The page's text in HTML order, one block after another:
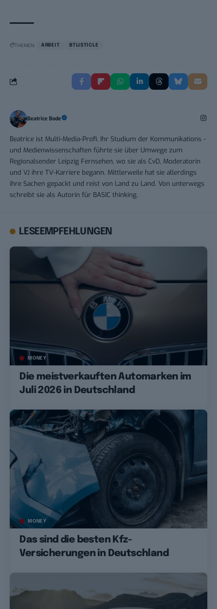
THEMEN: ARBEIT BTLISTICLE
Beatrice Bode
Beatrice ist Multi-Media-Profi. Ihr Studium der Kommunikations -
und Medienwissenschaften führte sie über Umwege zum
Regionalsender Leipzig Fernsehen, wo sie als CvD, Moderatorin
und VJ ihre TV-Karriere begann. Mittlerweile hat sie allerdings
ihre Sachen gepackt und reist von Land zu Land. Von unterwegs
schreibt sie als Autorin für BASIC thinking.
LESEEMPFEHLUNGEN
MONEY
Die meistverkauften Automarken im
Juli 2026 in Deutschland
MONEY
Das sind die besten Kfz-
Versicherungen in Deutschland